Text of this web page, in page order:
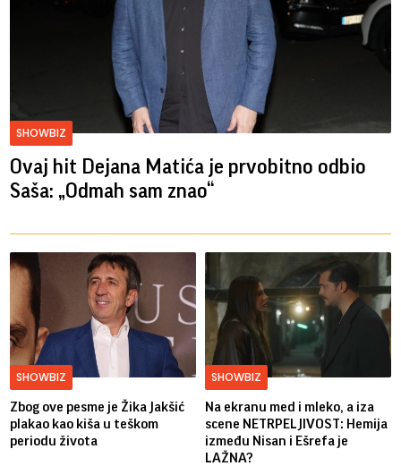
SHOWBIZ
Ovaj hit Dejana Matića je prvobitno odbio
Saša: „Odmah sam znao“
SHOWBIZ
Zbog ove pesme je Žika Jakšić
plakao kao kiša u teškom
periodu života
SHOWBIZ
Na ekranu med i mleko, a iza
scene NETRPELJIVOST: Hemija
između Nisan i Ešrefa je
LAŽNA?